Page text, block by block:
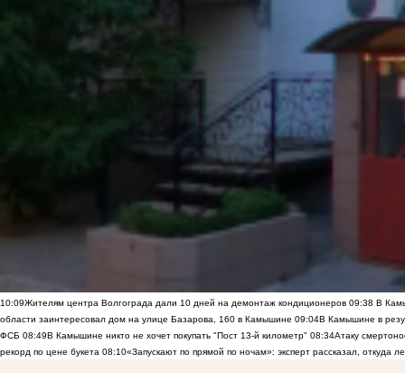
10:09Жителям центра Волгограда дали 10 дней на демонтаж кондиционеров 09:38 В
области заинтересовал дом на улице Базарова, 160 в Камышине 09:04В Камышине в
ФСБ 08:49В Камышине никто не хочет покупать "Пост 13-й километр" 08:34Атаку
рекорд по цене букета 08:10«Запускают по прямой по ночам»: эксперт рассказал, откуда